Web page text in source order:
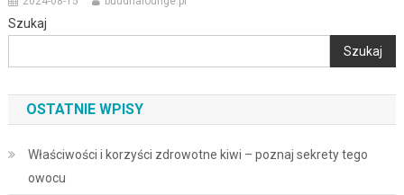
Szukaj
Szukaj
OSTATNIE WPISY
Właściwości i korzyści zdrowotne kiwi – poznaj sekrety tego
owocu